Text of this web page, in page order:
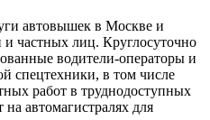
автовышек в Москве и
частных лиц. Круглосуточно
водители-операторы и
спецтехники, в том числе
работ в труднодоступных
автомагистралях для